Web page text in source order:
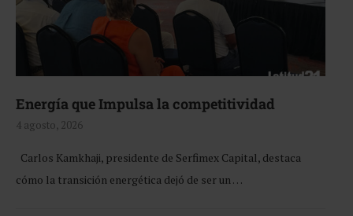
Energía que Impulsa la competitividad
4 agosto, 2026
Carlos Kamkhaji, presidente de Serfimex Capital, destaca
cómo la transición energética dejó de ser un …